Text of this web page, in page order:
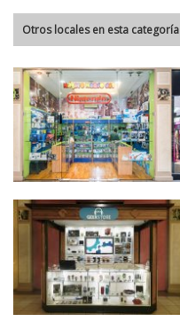
Otros locales en esta categoría